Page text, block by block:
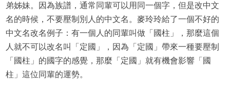
弟姊妹。因為族譜，通常同輩可以用同一個字，但是改中文
名的時候，不要壓制別人的中文名。麥玲玲給了一個不好的
中文名改名例子：有一個人的同輩叫做「國柱」，那麼這個
人就不可以改名叫「定國」，因為「定國」帶來一種要壓制
「國柱」的國字的感覺，那麼「定國」就有機會影響「國
柱」這位同輩的運勢。